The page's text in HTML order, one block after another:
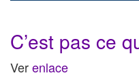
C’est pas ce
Verenlace